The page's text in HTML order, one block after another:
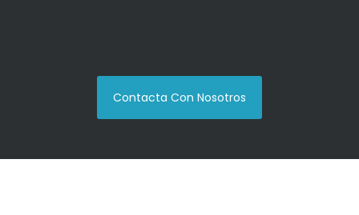
Contacta Con Nosotros